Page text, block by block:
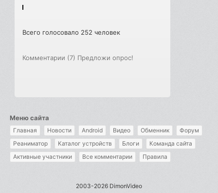
Всего голосовало 252 человек
Комментарии (7) Предложи опрос!
Меню сайта
Главная Новости Android Видео Обменник
Форум
Реаниматор
Каталог устройств Блоги
Команда сайта
Активные участники
Все комментарии Правила
2003-2026 DimonVideo